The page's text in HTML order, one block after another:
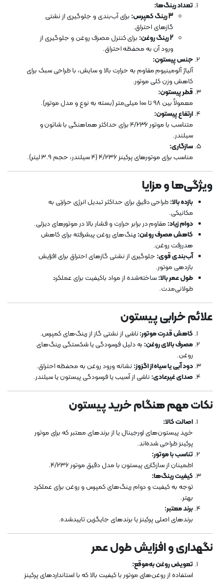
تعداد رینگ‌ها:
3 رینگ کمپرس:
برای آب‌بندی و جلوگیری از نشتی
گازهای احتراق.
2 رینگ روغن:
برای کنترل مصرف روغن و جلوگیری از
ورود آن به محفظه احتراق.
جنس پیستون:
آلیاژ آلومینیوم مقاوم به حرارت بالا و سایش، با طراحی سبک برای
کاهش وزن کلی موتور.
قطر پیستون:
معمولاً بین 98 تا 100 میلی‌متر (بسته به نوع و مدل موتور).
ارتفاع پیستون:
متناسب با موتور 4/236 برای حداکثر هماهنگی با شاتون و
سیلندر.
سازگاری:
مناسب برای موتورهای پرکینز 4/236 (4 سیلندر، حجم 3.9 لیتر).
ویژگی‌ها و مزایا
بازده بالا:طراحی دقیق برای حداکثر تبدیل انرژی حرارتی به
مکانیکی.
دوام زیاد:مقاوم در برابر حرارت و فشار بالا در موتورهای دیزلی.
کاهش مصرف روغن:رینگ‌های روغن پیشرفته برای کاهش
هدررفت روغن.
آب‌بندی قوی: جلوگیری از نشتی گازهای احتراق برای افزایش
بازدهی موتور.
طول عمر بالا:ساخته‌شده از مواد باکیفیت برای عملکرد
طولانی‌مدت.
علائم خرابی پیستون
کاهش قدرت موتور:ناشی از نشتی گاز از رینگ‌های کمپرس.
مصرف بالای روغن: به دلیل فرسودگی یا شکستگی رینگ‌های
روغن.
دود آبی یا سیاه از اگزوز: نشانه ورود روغن به محفظه احتراق.
صدای غیرعادی: ناشی از آسیب یا فرسودگی پیستون یا سیلندر.
نکات مهم هنگام خرید پیستون
اصالت کالا:
خرید پیستون‌های اورجینال یا از برندهای معتبر که برای موتور
پرکینز طراحی شده‌اند.
تناسب با موتور:
اطمینان از سازگاری پیستون با مدل دقیق موتور 4/236.
کیفیت رینگ‌ها:
توجه به کیفیت و دوام رینگ‌های کمپرس و روغن برای عملکرد
بهتر.
برند معتبر:
برندهای اصلی پرکینز یا برندهای جایگزین تاییدشده.
نگهداری و افزایش طول عمر
تعویض روغن به‌موقع:
استفاده از روغن‌های موتور با کیفیت بالا که با استانداردهای پرکینز